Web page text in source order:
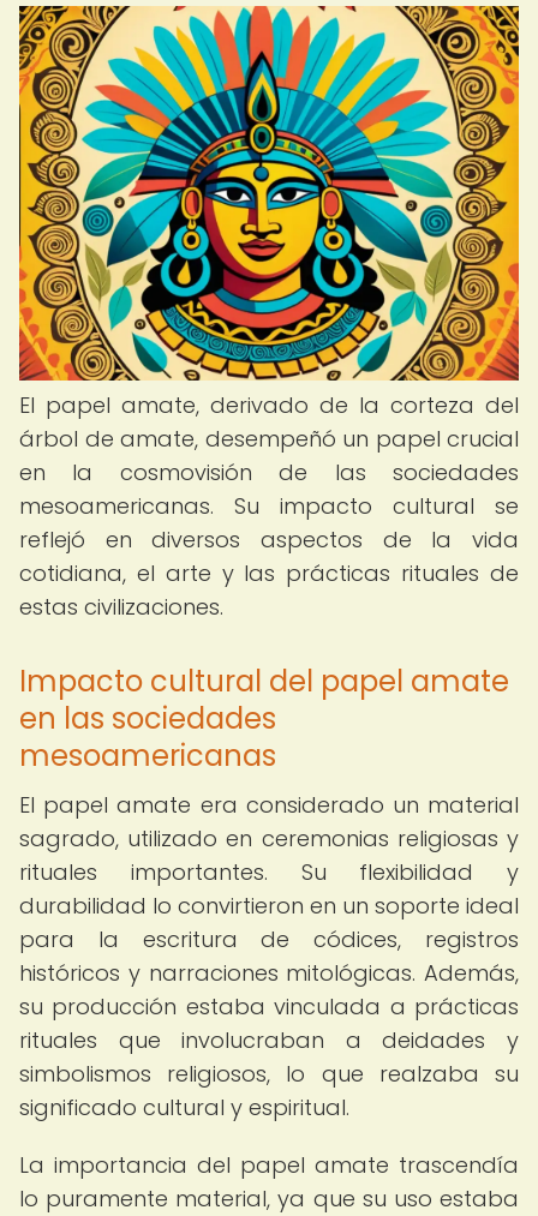
El papel amate, derivado de la corteza del
árbol de amate, desempeñó un papel crucial
en la cosmovisión de las sociedades
mesoamericanas. Su impacto cultural se
reflejó en diversos aspectos de la vida
cotidiana, el arte y las prácticas rituales de
estas civilizaciones.
Impacto cultural del papel amate
en las sociedades
mesoamericanas
El papel amate era considerado un material
sagrado, utilizado en ceremonias religiosas y
rituales importantes. Su flexibilidad y
durabilidad lo convirtieron en un soporte ideal
para la escritura de códices, registros
históricos y narraciones mitológicas. Además,
su producción estaba vinculada a prácticas
rituales que involucraban a deidades y
simbolismos religiosos, lo que realzaba su
significado cultural y espiritual.
La importancia del papel amate trascendía
lo puramente material, ya que su uso estaba